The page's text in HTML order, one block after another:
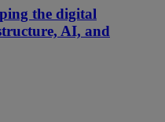
the digital
AI, and